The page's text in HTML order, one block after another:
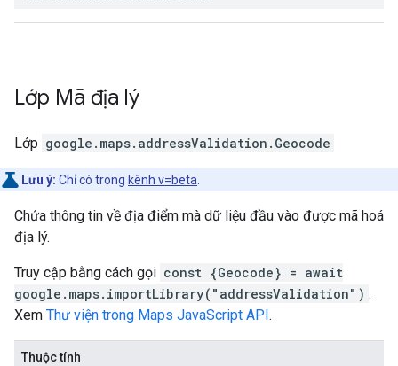
Lớp Mã địa lý
Lớp google.maps.addressValidation . Geocode
Lưu ý: Chỉ có trong kênh v=beta.
Chứa thông tin về địa điểm mà dữ liệu đầu vào được mã hoá
địa lý.
Truy cập bằng cách gọi const {Geocode} = await
google.maps.importLibrary("addressValidation") .
Xem Thư viện trong Maps JavaScript API .
Thuộc tính